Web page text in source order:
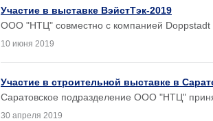
Участие в выставке ВэйстТэк-2019
ООО "НТЦ" совместно с компанией Doppstadt
10 июня 2019
Участие в строительной выставке в
Саратовское подразделение ООО "НТЦ"
30 апреля 2019